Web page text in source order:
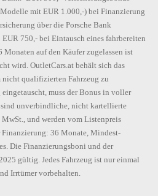
mit EUR 1.000,-) bei Finanzierung
über die Porsche Bank
750,- bei Eintausch eines fahrbereiten
Monaten auf den Käufer zugelassen ist
wird. OutletCars.at behält sich das
nicht qualifizierten Fahrzeug zu
muss der Bonus in voller
unverbindliche, nicht kartellierte
und werden vom Listenpreis
36 Monate, Mindest-
Die Finanzierungsboni und der
gültig. Jedes Fahrzeug ist nur einmal
Irrtümer vorbehalten.